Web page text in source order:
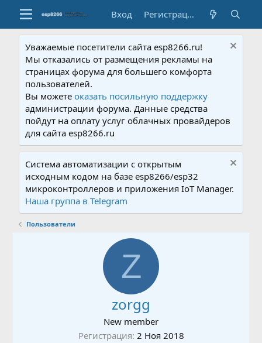
Вход Регистрация
Уважаемые посетители сайта esp8266.ru!
Мы отказались от размещения рекламы на
страницах форума для большего комфорта
пользователей.
Вы можетеоказать посильную поддержку
администрации форума. Данные средства
пойдут на оплату услуг облачных провайдеров
для сайта esp8266.ru
Система автоматизации с открытым
исходным кодом на базе esp8266/esp32
микроконтроллеров и приложения IoT Manager.
Наша группа в Telegram
Пользователи
Z
zorgg
New member
Регистрация 2 Ноя 2018